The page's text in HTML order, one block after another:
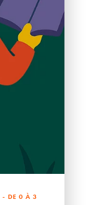
- DE 0 À 3